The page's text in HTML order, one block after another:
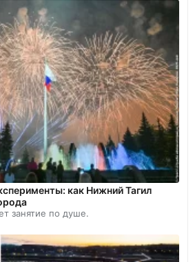
как Нижний Тагил
занятие по душе.